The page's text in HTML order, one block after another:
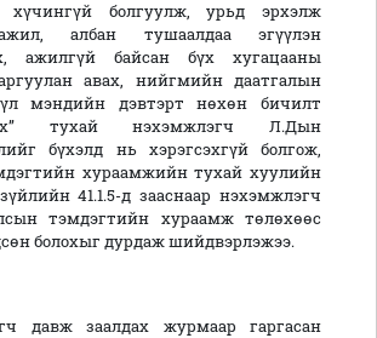
хүчингүй болгуулж, урьд эрхэлж
албан тушаалдаа эгүүлэн
ажилгүй байсан бүх хугацааны
авах, нийгмийн даатгалын
мэндийн дэвтэрт нөхөн бичилт
тухай нэхэмжлэгч Л.Дын
бүхэлд нь хэрэгсэхгүй болгож,
хураамжийн тухай хуулийн
41.1.5-д зааснаар нэхэмжлэгч
тэмдэгтийн хураамж төлөхөөс
болохыг дурдаж шийдвэрлэжээ.
давж заалдах журмаар гаргасан